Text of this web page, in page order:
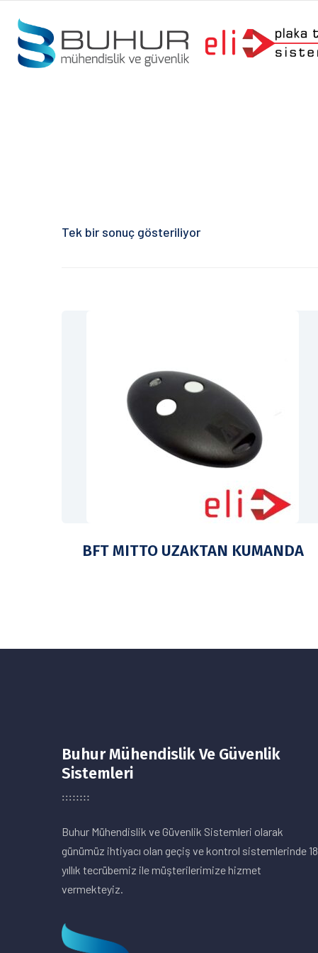
Tek bir sonuç gösteriliyor
BFT MITTO UZAKTAN KUMANDA
Buhur Mühendislik Ve Güvenlik
Sistemleri
Buhur Mühendislik ve Güvenlik Sistemleri olarak
günümüz ihtiyacı olan geçiş ve kontrol sistemlerinde 18
yıllık tecrübemiz ile müşterilerimize hizmet
vermekteyiz.